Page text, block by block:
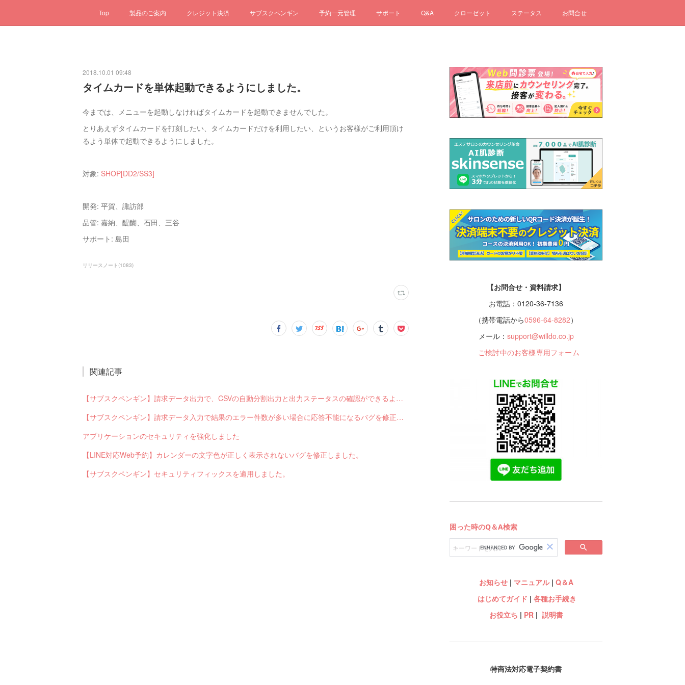
Top 製品のご案内 クレジット決済 サブスクペンギン 予約一元管理 サポート Q&A クローゼット ステータス お問合せ
2018.10.01 09:48
タイムカードを単体起動できるようにしました。
今までは、メニューを起動しなければタイムカードを起動できませんでした。
とりあえずタイムカードを打刻したい、タイムカードだけを利用したい、というお客様がご利用頂け
るよう単体で起動できるようにしました。
対象: SHOP[DD2/SS3]
開発: 平賀、諏訪部
品管: 嘉納、醍醐、石田、三谷
サポート: 島田
リリースノート (1083)
関連記事
【サブスクペンギン】請求データ出力で、CSVの自動分割出力と出力ステータスの確認ができるようになりました。
【サブスクペンギン】請求データ入力で結果のエラー件数が多い場合に応答不能になるバグを修正しました。
アプリケーションのセキュリティを強化しました
【LINE対応Web予約】カレンダーの文字色が正しく表示されないバグを修正しました。
【サブスクペンギン】セキュリティフィックスを適用しました。
【お問合せ・資料請求】
お電話：0120-36-7136
（携帯電話から0596-64-8282）
メール： support@willdo.co.jp
ご検討中のお客様専用フォーム
お知らせ| マニュアル| Q＆A
はじめてガイド | 各種お手続き
お役立ち | PR| 説明書
特商法対応電子契約書